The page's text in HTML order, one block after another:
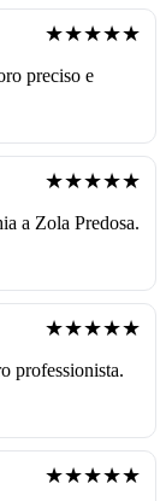
★★★★★
preciso e
★★★★★
a Zola Predosa.
★★★★★
professionista.
★★★★★